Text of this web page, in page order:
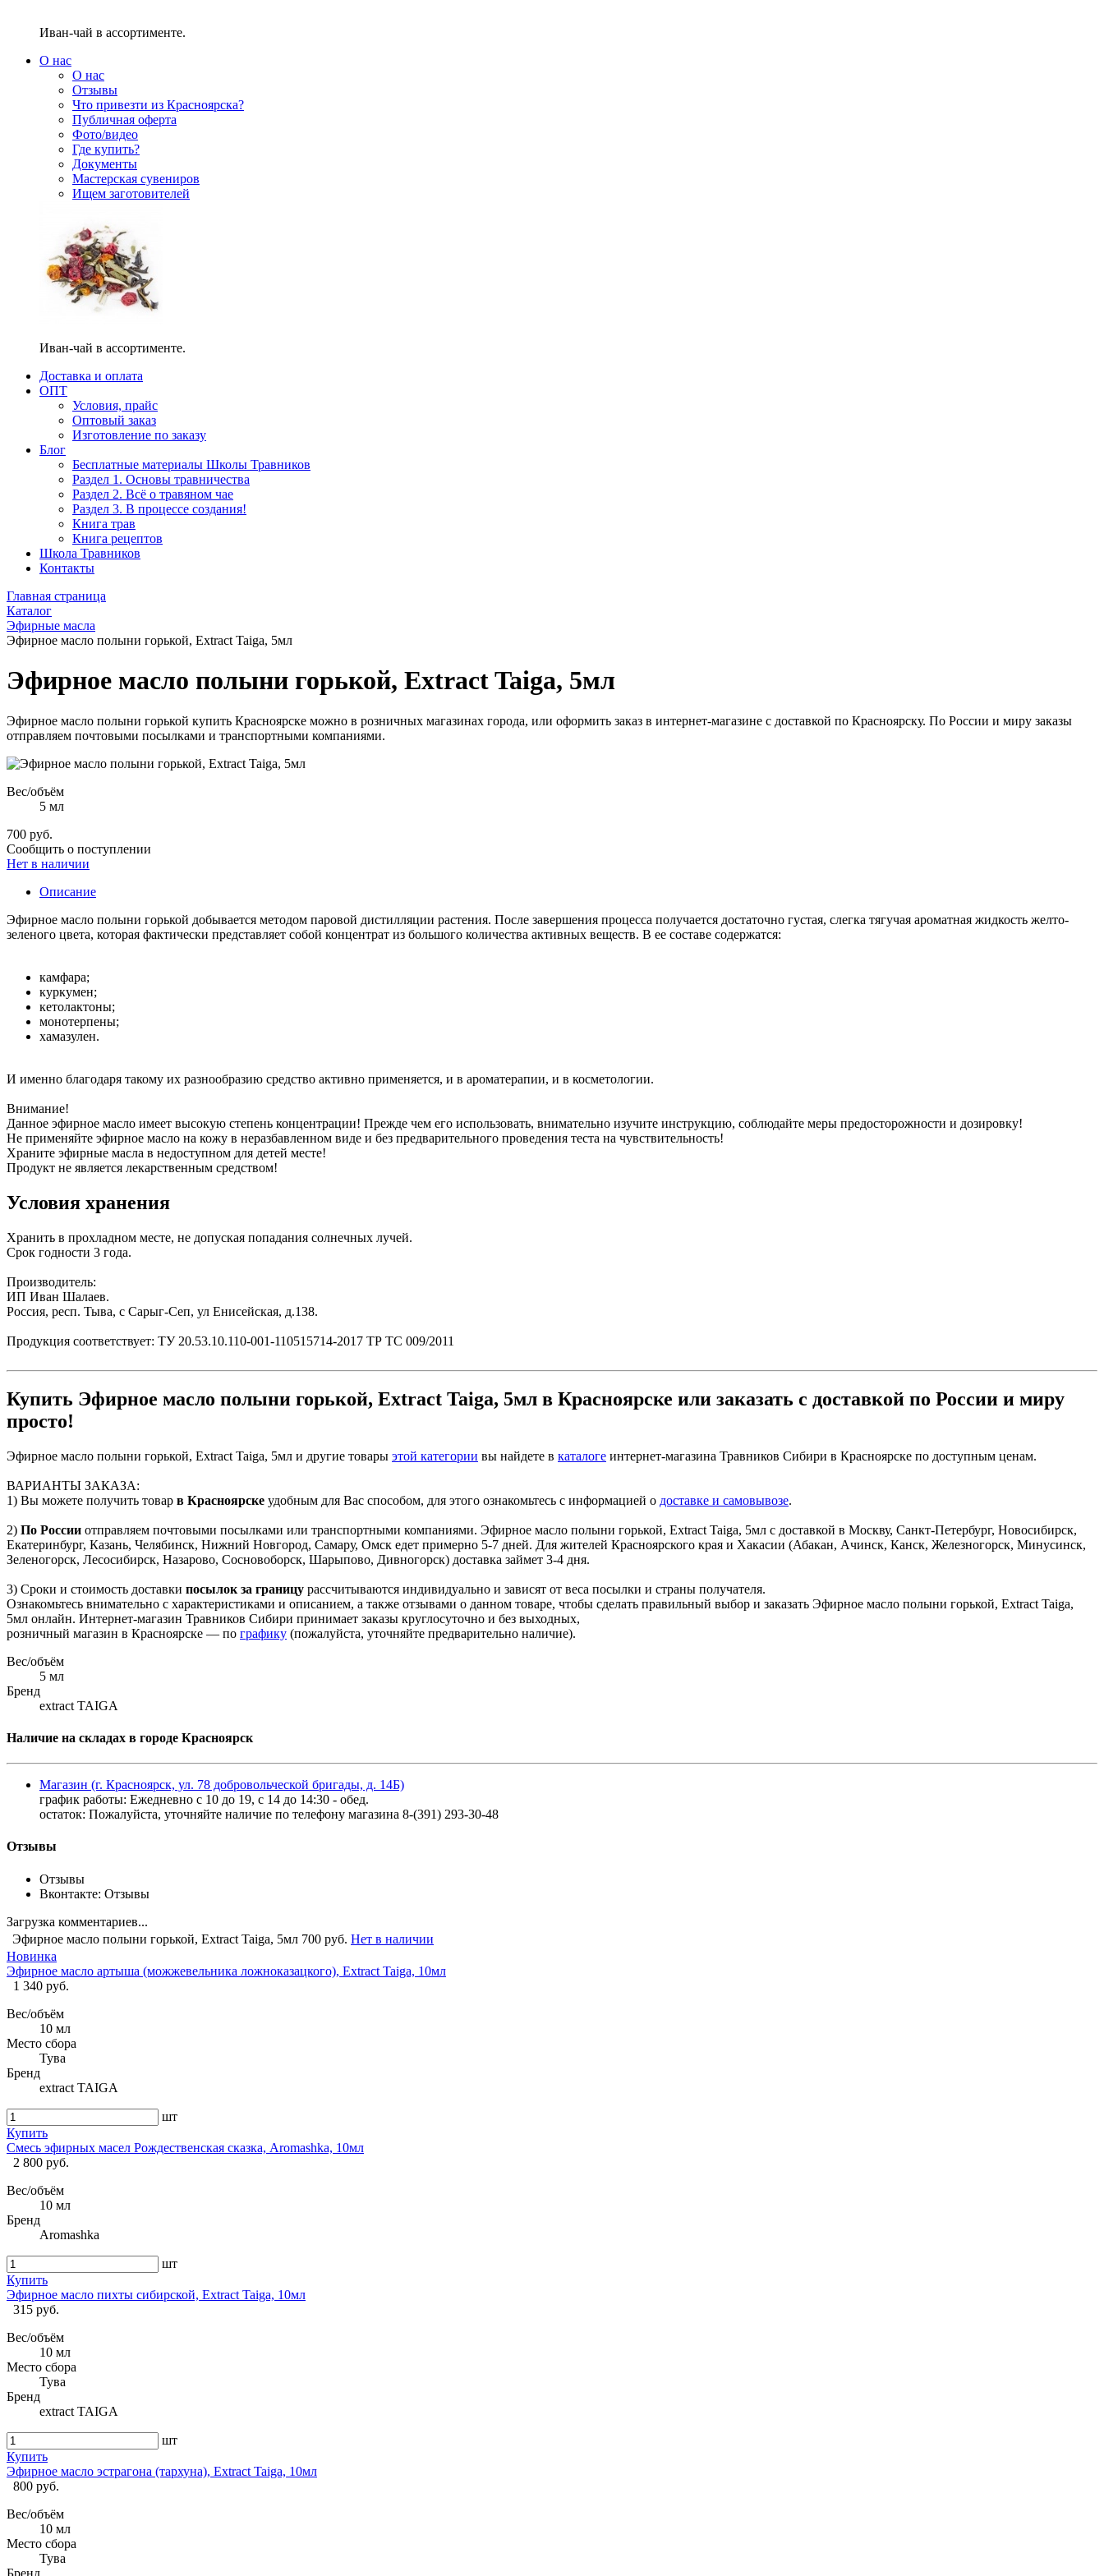
Иван-чай в ассортименте.
О нас
О нас
Отзывы
Что привезти из Красноярска?
Публичная оферта
Фото/видео
Где купить?
Документы
Мастерская сувениров
Ищем заготовителей
Иван-чай в ассортименте.
Доставка и оплата
ОПТ
Условия, прайс
Оптовый заказ
Изготовление по заказу
Блог
Бесплатные материалы Школы Травников
Раздел 1. Основы травничества
Раздел 2. Всё о травяном чае
Раздел 3. В процессе создания!
Книга трав
Книга рецептов
Школа Травников
Контакты
Главная страница
Каталог
Эфирные масла
Эфирное масло полыни горькой, Extract Taiga, 5мл
Эфирное масло полыни горькой, Extract Taiga, 5мл
Эфирное масло полыни горькой купить Красноярске можно в розничных магазинах города, или оформить заказ в интернет-магазине с доставкой по Красноярску. По России и миру заказы
отправляем почтовыми посылками и транспортными компаниями.
Вес/объём
5 мл
700 руб.
Сообщить о поступлении
Нет в наличии
Описание
Эфирное масло полыни горькой добывается методом паровой дистилляции растения. После завершения процесса получается достаточно густая, слегка тягучая ароматная жидкость желто-
зеленого цвета, которая фактически представляет собой концентрат из большого количества активных веществ. В ее составе содержатся:
камфара;
куркумен;
кетолактоны;
монотерпены;
хамазулен.
И именно благодаря такому их разнообразию средство активно применяется, и в ароматерапии, и в косметологии.
Внимание!
Данное эфирное масло имеет высокую степень концентрации! Прежде чем его использовать, внимательно изучите инструкцию, соблюдайте меры предосторожности и дозировку!
Не применяйте эфирное масло на кожу в неразбавленном виде и без предварительного проведения теста на чувствительность!
Храните эфирные масла в недоступном для детей месте!
Продукт не является лекарственным средством!
Условия хранения
Хранить в прохладном месте, не допуская попадания солнечных лучей.
Срок годности 3 года.
Производитель:
ИП Иван Шалаев.
Россия, респ. Тыва, с Сарыг-Сеп, ул Енисейская, д.138.
Продукция соответствует: ТУ 20.53.10.110-001-110515714-2017 ТР ТС 009/2011
Купить Эфирное масло полыни горькой, Extract Taiga, 5мл в Красноярске или заказать с доставкой по России и миру
просто!
Эфирное масло полыни горькой, Extract Taiga, 5мл и другие товары этой категории вы найдете в каталоге интернет-магазина Травников Сибири в Красноярске по доступным ценам.
ВАРИАНТЫ ЗАКАЗА:
1) Вы можете получить товар в Красноярске удобным для Вас способом, для этого ознакомьтесь с информацией о доставке и самовывозе.
2) По России отправляем почтовыми посылками или транспортными компаниями. Эфирное масло полыни горькой, Extract Taiga, 5мл с доставкой в Москву, Санкт-Петербург, Новосибирск,
Екатеринбург, Казань, Челябинск, Нижний Новгород, Самару, Омск едет примерно 5-7 дней. Для жителей Красноярского края и Хакасии (Абакан, Ачинск, Канск, Железногорск, Минусинск,
Зеленогорск, Лесосибирск, Назарово, Сосновоборск, Шарыпово, Дивногорск) доставка займет 3-4 дня.
3) Сроки и стоимость доставки посылок за границу рассчитываются индивидуально и зависят от веса посылки и страны получателя.
Ознакомьтесь внимательно с характеристиками и описанием, а также отзывами о данном товаре, чтобы сделать правильный выбор и заказать Эфирное масло полыни горькой, Extract Taiga,
5мл онлайн. Интернет-магазин Травников Сибири принимает заказы круглосуточно и без выходных,
розничный магазин в Красноярске — по графику (пожалуйста, уточняйте предварительно наличие).
Вес/объём
5 мл
Бренд
extract TAIGA
Наличие на складах в городе Красноярск
Магазин (г. Красноярск, ул. 78 добровольческой бригады, д. 14Б)
график работы: Ежедневно с 10 до 19, с 14 до 14:30 - обед.
остаток: Пожалуйста, уточняйте наличие по телефону магазина 8-(391) 293-30-48
Отзывы
Отзывы
Вконтакте: Отзывы
Загрузка комментариев...
Эфирное масло полыни горькой, Extract Taiga, 5мл 700 руб. Нет в наличии
Новинка
Эфирное масло артыша (можжевельника ложноказацкого), Extract Taiga, 10мл
1 340 руб.
Вес/объём
10 мл
Место сбора
Тува
Бренд
extract TAIGA
шт
Купить
Смесь эфирных масел Рождественская сказка, Aromashka, 10мл
2 800 руб.
Вес/объём
10 мл
Бренд
Aromashka
шт
Купить
Эфирное масло пихты сибирской, Extract Taiga, 10мл
315 руб.
Вес/объём
10 мл
Место сбора
Тува
Бренд
extract TAIGA
шт
Купить
Эфирное масло эстрагона (тархуна), Extract Taiga, 10мл
800 руб.
Вес/объём
10 мл
Место сбора
Тува
Бренд